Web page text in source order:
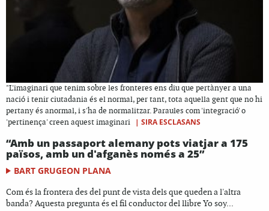
"L'imaginari que tenim sobre les fronteres ens diu que pertànyer a una
nació i tenir ciutadania és el normal, per tant, tota aquella gent que no hi
pertany és anormal, i s'ha de normalitzar. Paraules com 'integració' o
'pertinença' creen aquest imaginari
| SIRA ESCLASANS
“Amb un passaport alemany pots viatjar a 175
països, amb un d'afganès només a 25”
BART GRUGEON PLANA
Com és la frontera des del punt de vista dels que queden a l'altra
banda? Aquesta pregunta és el fil conductor del llibre Yo soy...